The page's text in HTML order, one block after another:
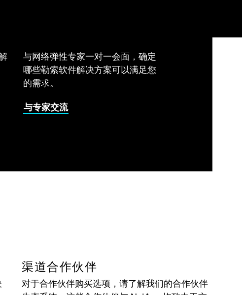
与网络弹性专家一对一会面，确定
哪些勒索软件解决方案可以满足您
的需求。
与专家交流
渠道合作伙伴
对于合作伙伴购买选项，请了解我们的合作伙伴